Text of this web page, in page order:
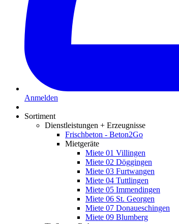
Anmelden
Sortiment
Dienstleistungen + Erzeugnisse
Frischbeton - Beton2Go
Mietgeräte
Miete 01 Villingen
Miete 02 Döggingen
Miete 03 Furtwangen
Miete 04 Tuttlingen
Miete 05 Immendingen
Miete 06 St. Georgen
Miete 07 Donaueschingen
Miete 09 Blumberg